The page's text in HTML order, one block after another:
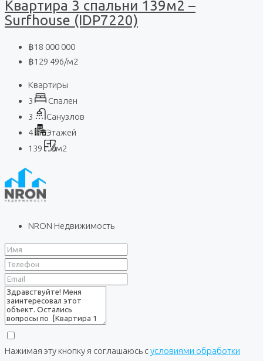
Квартира 3 спальни 139м2 –
Surfhouse (IDP7220)
฿18 000 000
฿129 496/м2
Квартиры
3
Спален
3
Санузлов
4
Этажей
139
м2
NRON Недвижимость
Нажимая эту кнопку я соглашаюсь сусловиями обработки